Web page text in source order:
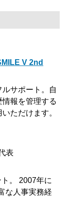
V 2nd
サポート。自
報を管理する
ただけます。
表
。 2007年に
な人事実務経